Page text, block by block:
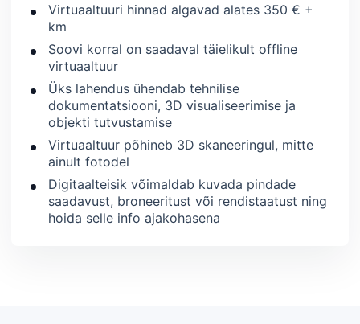
Virtuaaltuuri hinnad algavad alates 350 € +
km
Soovi korral on saadaval täielikult offline
virtuaaltuur
Üks lahendus ühendab tehnilise
dokumentatsiooni, 3D visualiseerimise ja
objekti tutvustamise
Virtuaaltuur põhineb 3D skaneeringul, mitte
ainult fotodel
Digitaalteisik võimaldab kuvada pindade
saadavust, broneeritust või rendistaatust ning
hoida selle info ajakohasena